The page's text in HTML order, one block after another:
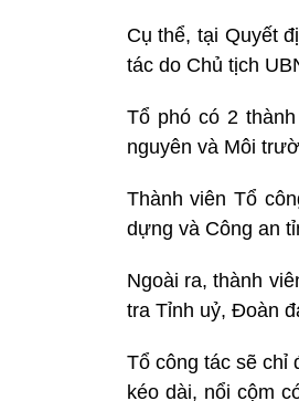
Cụ thể, tại Quyết
tác do Chủ tịch
Tổ phó có 2
nguyên và Môi
Thành viên Tổ
dựng và Công an
Ngoài ra, thành
tra Tỉnh uỷ, Đoàn
Tổ công tác sẽ chỉ
kéo dài, nổi cộm